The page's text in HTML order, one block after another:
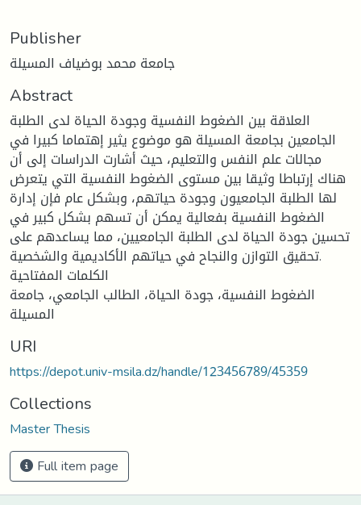
Publisher
جامعة محمد بوضياف المسيلة
Abstract
العلاقة بين الضغوط النفسية وجودة الحياة لدى الطلبة
الجامعين بجامعة المسيلة هو موضوع يثير إهتماما كبيرا في
مجالات علم النفس والتعليم، حيث أشارت الدراسات إلى أن
هناك إرتباطا وثيقا بين مستوى الضغوط النفسية التي يتعرض
لها الطلبة الجامعيون وجودة حياتهم، وبشكل عام فإن إدارة
الضغوط النفسية بفعالية يمكن أن تسهم بشكل كبير في
تحسين جودة الحياة لدى الطلبة الجامعيين، مما يساعدهم على
تحقيق التوازن والنجاح في حياتهم الأكاديمية والشخصية.
الكلمات المفتاحية
الضغوط النفسية، جودة الحياة، الطالب الجامعي، جامعة
المسيلة
URI
https://depot.univ-msila.dz/handle/123456789/45359
Collections
Master Thesis
Full item page